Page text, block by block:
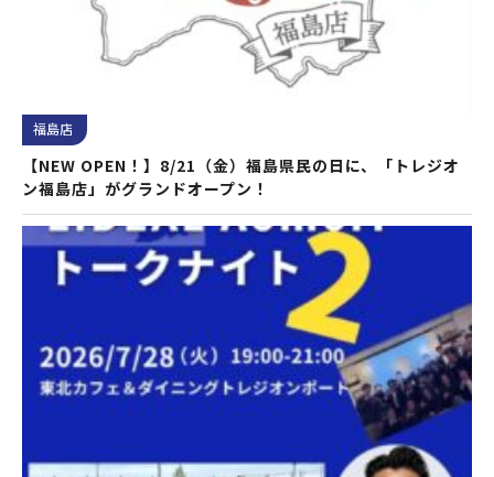
福島店
【NEW OPEN！】8/21（金）福島県民の日に、「トレジオ
ン福島店」がグランドオープン！